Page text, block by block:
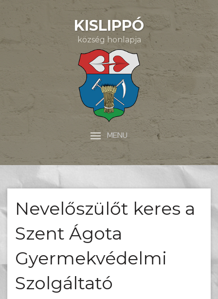
KISLIPPÓ
község honlapja
MENU
Nevelőszülőt keres a
Szent Ágota
Gyermekvédelmi
Szolgáltató